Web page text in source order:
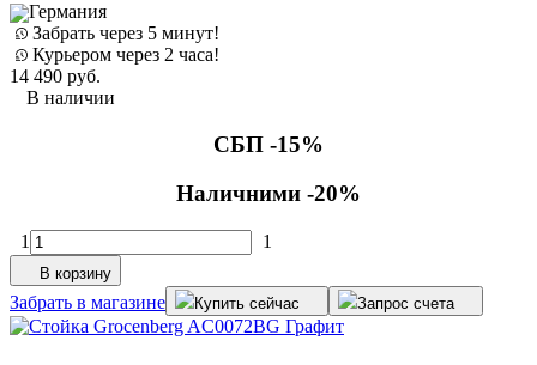
Германия
Забрать через 5 минут!
Курьером через 2 часа!
14 490 руб.
В наличии
СБП -15%
Наличними -20%
1 1
В корзину
Забрать в магазине Купить сейчас Запрос счета